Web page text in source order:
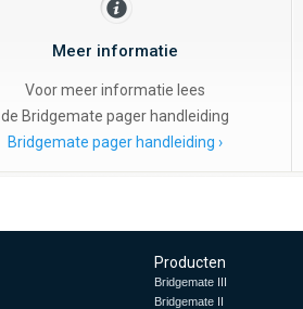
Meer informatie
Voor meer informatie lees
de Bridgemate pager handleiding
Bridgemate pager handleiding ›
Producten
Bridgemate III
Bridgemate II